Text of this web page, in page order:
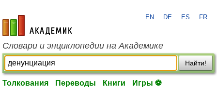
academic.ru
EN DE ES FR
Словари и энциклопедии на Академике
Найти!
Толкования Переводы Книги Игры ⚽